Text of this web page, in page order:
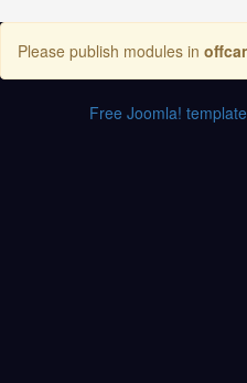
Please publish modules in
Free Joomla!